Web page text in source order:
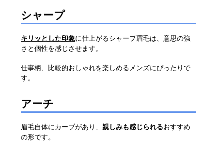
シャープ
キリッとした印象に仕上がるシャープ眉毛は、意思の強
さと個性を感じさせます。
仕事柄、比較的おしゃれを楽しめるメンズにぴったりで
す。
アーチ
眉毛自体にカーブがあり、 親しみも感じられるおすすめ
の形です。